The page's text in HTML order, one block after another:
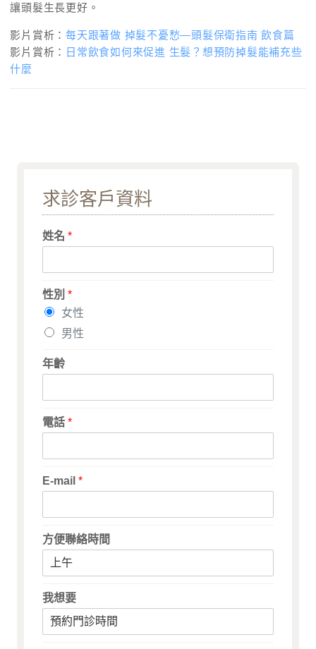
讓頭髮生長更好。
影片賞析：每天跟著做 掉髮不憂愁—頭髮保衛指南 飲食篇
影片賞析： 日常飲食如何來促進 生髮？想預防掉髮能補充些
什麼
求診客戶資料
姓名*
性別*
女性
男性
年齡
電話*
E-mail*
方便聯絡時間
我想要